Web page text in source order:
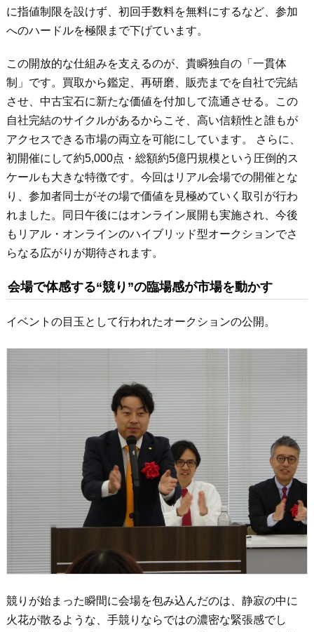
に指値制限を設けず、初回手数料を無料にするなど、参加
へのハードルを極限まで下げています。
この開放的な仕組みを支えるのが、貴瞬独自の「一貫体
制」です。買取から鑑定、再研磨、販売までを自社で完結
させ、中古宝石に新たな価値を付加して流通させる。この
自社完結のサイクルがあるからこそ、高い信頼性と誰もが
アクセスできる市場の両立を可能にしています。 さらに、
初開催にして約5,000点・総額約5億円規模という圧倒的ス
ケールも大きな特徴です。今回はリアル会場での開催とな
り、参加者同士がその場で価値を見極めていく取引が行わ
れました。同日午後にはオンライン展開も実施され、今後
もリアル・オンラインのハイブリッド型オークションでさ
らなる広がりが期待されます。
会場で体感する“競り”の臨場感が市場を動かす
イベントの目玉として行われたオークションの公開。
競りが始まった瞬間に会場を包み込んだのは、静寂の中に
火花が散るような、手競りならではの濃密な緊張感でし